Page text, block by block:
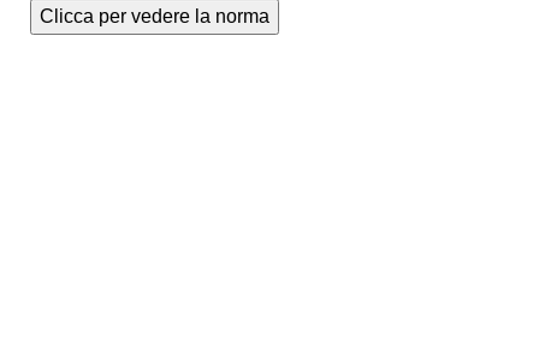
Clicca per vedere la norma